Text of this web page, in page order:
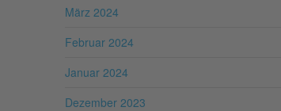
März 2024
Februar 2024
Januar 2024
Dezember 2023